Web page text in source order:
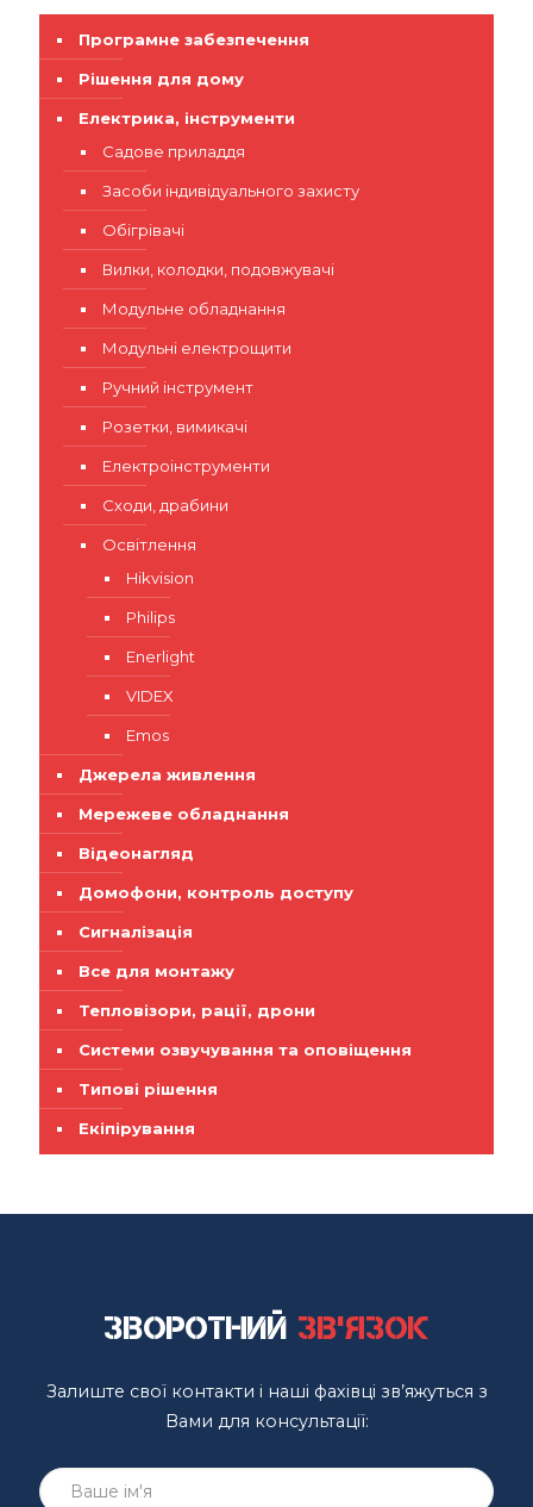
Програмне забезпечення
Рішення для дому
Електрика, інструменти
Садове приладдя
Засоби індивідуального захисту
Обігрівачі
Вилки, колодки, подовжувачі
Модульне обладнання
Модульні електрощити
Ручний інструмент
Розетки, вимикачі
Електроінструменти
Сходи, драбини
Освітлення
Hikvision
Philips
Enerlight
VIDEX
Emos
Джерела живлення
Мережеве обладнання
Відеонагляд
Домофони, контроль доступу
Сигналізація
Все для монтажу
Тепловізори, рації, дрони
Системи озвучування та оповіщення
Типові рішення
Екіпірування
Зворотний зв'язок
Залиште свої контакти і наші фахівці зв’яжуться з
Вами для консультації: